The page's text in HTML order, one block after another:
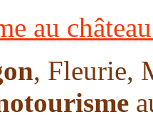
au
, Fleurie,